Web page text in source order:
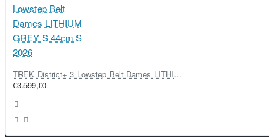
TREK District+ 3 Lowstep Belt Dames LITHIUM GREY S 44cm S 2026
€3.599,00